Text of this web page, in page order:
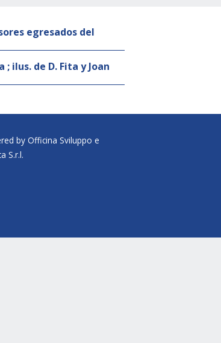
egresados del
ilus. de D. Fita y Joan
by Officina Sviluppo e
S.r.l.